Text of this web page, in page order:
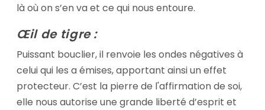
là où on s’en va et ce qui nous entoure.
Œil de tigre :
Puissant bouclier, il renvoie les ondes négatives à
celui qui les a émises, apportant ainsi un effet
protecteur. C’est la pierre de l'affirmation de soi,
elle nous autorise une grande liberté d’esprit et